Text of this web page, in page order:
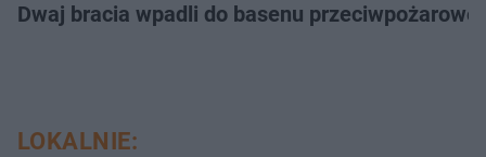
Dwaj bracia wpadli do basenu
LOKALNIE: